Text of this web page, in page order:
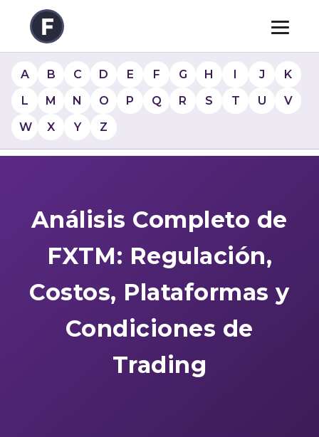
A B C D E F G H I J
K
L
M N O P Q R S T U
V
W
X Y Z
Análisis Completo de
FXTM: Regulación,
Costos, Plataformas y
Condiciones de
Trading